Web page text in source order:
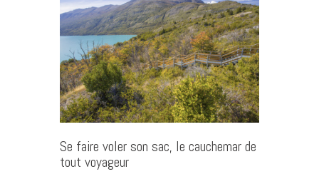
Se faire voler son sac, le cauchemar de
tout voyageur